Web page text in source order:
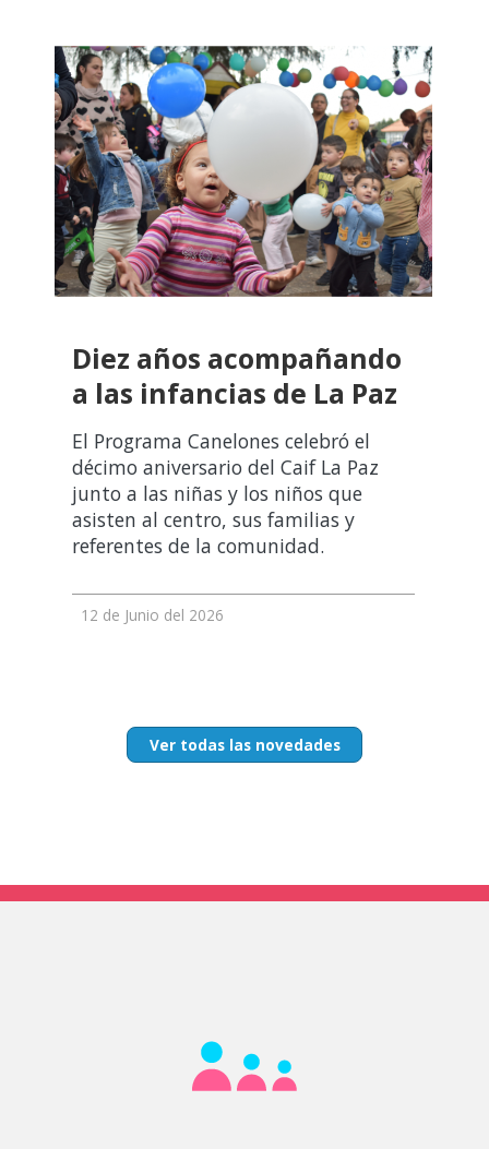
Diez años acompañando
a las infancias de La Paz
El Programa Canelones celebró el
décimo aniversario del Caif La Paz
junto a las niñas y los niños que
asisten al centro, sus familias y
referentes de la comunidad.
12 de Junio del 2026
Ver todas las novedades